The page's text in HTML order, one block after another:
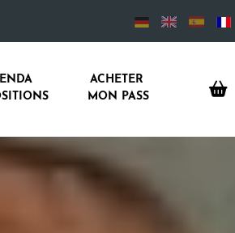
ACHETER
MON PASS